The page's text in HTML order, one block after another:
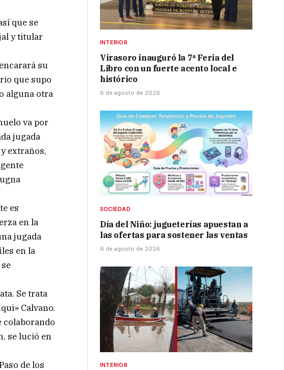
que se
y titular
su
que supo
alguna otra
va por
jugada
extraños,
es
en la
jugada
en la
Se trata
Calvano.
colaborando
se lució en
de los
INTERIOR
Virasoro inauguró la 7ª Feria del
Libro con un fuerte acento local e
histórico
6 de agosto de 2026
SOCIEDAD
Día del Niño: jugueterías apuestan a
las ofertas para sostener las ventas
6 de agosto de 2026
INTERIOR